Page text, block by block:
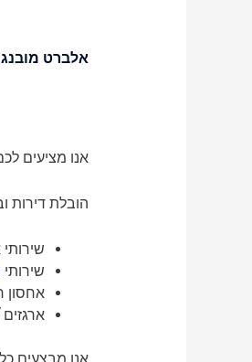
אלברט מובנג
אנו מציעים
הובלת דירות
שירותי
אחסון
אנו מבצעים כל